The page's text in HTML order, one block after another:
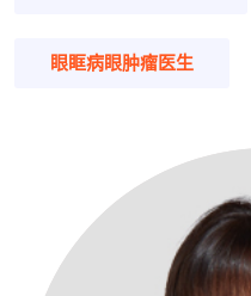
眼眶病眼肿瘤医生